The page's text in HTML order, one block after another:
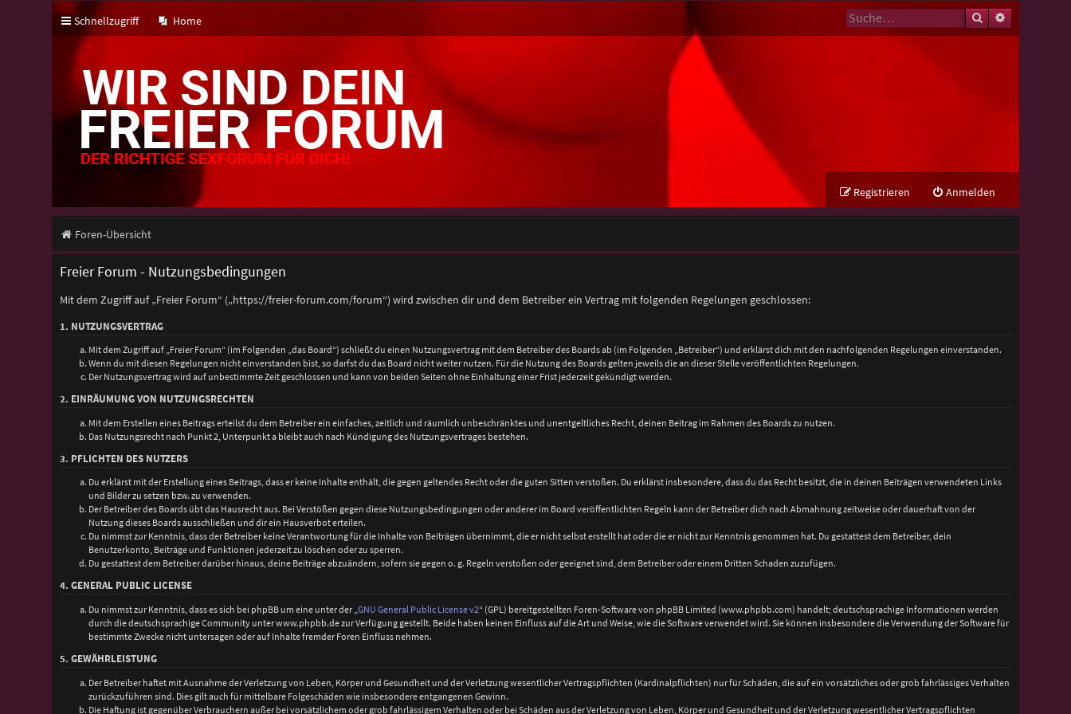
Schnellzugriff Home Suche
Anmelden
Registrieren
Foren-Übersicht
Freier Forum - Nutzungsbedingungen
Mit dem Zugriff auf „Freier Forum“ („https://freier-forum.com/forum“) wird zwischen dir und dem Betreiber ein Vertrag mit folgenden Regelungen geschlossen:
1. NUTZUNGSVERTRAG
Mit dem Zugriff auf „Freier Forum“ (im Folgenden „das Board“) schließt du einen Nutzungsvertrag mit dem Betreiber des Boards ab (im Folgenden „Betreiber“) und erklärst dich mit den nachfolgenden Regelungen einverstanden.
Wenn du mit diesen Regelungen nicht einverstanden bist, so darfst du das Board nicht weiter nutzen. Für die Nutzung des Boards gelten jeweils die an dieser Stelle veröffentlichten Regelungen.
Der Nutzungsvertrag wird auf unbestimmte Zeit geschlossen und kann von beiden Seiten ohne Einhaltung einer Frist jederzeit gekündigt werden.
2. EINRÄUMUNG VON NUTZUNGSRECHTEN
Mit dem Erstellen eines Beitrags erteilst du dem Betreiber ein einfaches, zeitlich und räumlich unbeschränktes und unentgeltliches Recht, deinen Beitrag im Rahmen des Boards zu nutzen.
Das Nutzungsrecht nach Punkt 2, Unterpunkt a bleibt auch nach Kündigung des Nutzungsvertrages bestehen.
3. PFLICHTEN DES NUTZERS
Du erklärst mit der Erstellung eines Beitrags, dass er keine Inhalte enthält, die gegen geltendes Recht oder die guten Sitten verstoßen. Du erklärst insbesondere, dass du das Recht besitzt, die in deinen Beiträgen verwendeten Links
und Bilder zu setzen bzw. zu verwenden.
Der Betreiber des Boards übt das Hausrecht aus. Bei Verstößen gegen diese Nutzungsbedingungen oder anderer im Board veröffentlichten Regeln kann der Betreiber dich nach Abmahnung zeitweise oder dauerhaft von der
Nutzung dieses Boards ausschließen und dir ein Hausverbot erteilen.
Du nimmst zur Kenntnis, dass der Betreiber keine Verantwortung für die Inhalte von Beiträgen übernimmt, die er nicht selbst erstellt hat oder die er nicht zur Kenntnis genommen hat. Du gestattest dem Betreiber, dein
Benutzerkonto, Beiträge und Funktionen jederzeit zu löschen oder zu sperren.
Du gestattest dem Betreiber darüber hinaus, deine Beiträge abzuändern, sofern sie gegen o. g. Regeln verstoßen oder geeignet sind, dem Betreiber oder einem Dritten Schaden zuzufügen.
4. GENERAL PUBLIC LICENSE
Du nimmst zur Kenntnis, dass es sich bei phpBB um eine unter der „GNU General Public License v2“ (GPL) bereitgestellten Foren-Software von phpBB Limited (www.phpbb.com) handelt; deutschsprachige Informationen werden
durch die deutschsprachige Community unter www.phpbb.de zur Verfügung gestellt. Beide haben keinen Einfluss auf die Art und Weise, wie die Software verwendet wird. Sie können insbesondere die Verwendung der Software für
bestimmte Zwecke nicht untersagen oder auf Inhalte fremder Foren Einfluss nehmen.
5. GEWÄHRLEISTUNG
Der Betreiber haftet mit Ausnahme der Verletzung von Leben, Körper und Gesundheit und der Verletzung wesentlicher Vertragspflichten (Kardinalpflichten) nur für Schäden, die auf ein vorsätzliches oder grob fahrlässiges Verhalten
zurückzuführen sind. Dies gilt auch für mittelbare Folgeschäden wie insbesondere entgangenen Gewinn.
Die Haftung ist gegenüber Verbrauchern außer bei vorsätzlichem oder grob fahrlässigem Verhalten oder bei Schäden aus der Verletzung von Leben, Körper und Gesundheit und der Verletzung wesentlicher Vertragspflichten